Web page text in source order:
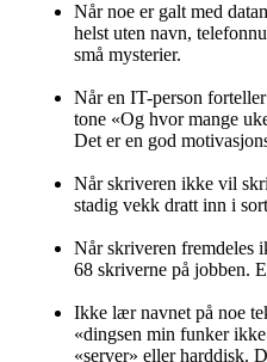
Når noe er galt med
helst uten navn,
små mysterier.
Når en IT-person
tone «Og hvor mange
Det er en god
Når skriveren ikke vil
stadig vekk dratt inn i
Når skriveren fremdeles
68 skriverne på jobben.
Ikke lær navnet på noe
«dingsen min funker
«server» eller harddisk.